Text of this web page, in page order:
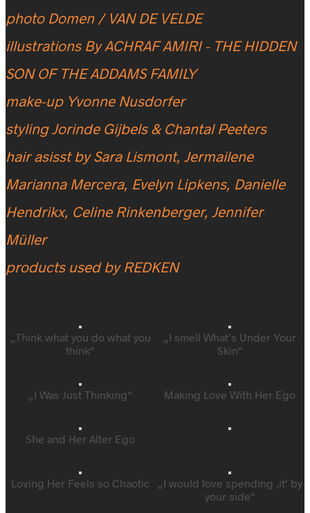
photo Domen / VAN DE VELDE
illustrations By ACHRAF AMIRI - THE HIDDEN
SON OF THE ADDAMS FAMILY
make-up Yvonne Nusdorfer
styling Jorinde Gijbels & Chantal Peeters
hair asisst by Sara Lismont, Jermailene
Marianna Mercera, Evelyn Lipkens, Danielle
Hendrikx, Celine Rinkenberger, Jennifer
Müller
products used by REDKEN
„Think what you do what you
think“
„I smell What’s Under Your
Skin“
„I Was Just Thinking“ Making Love With Her Ego
She and Her Alter Ego
Loving Her Feels so Chaotic
„I would love spending ‚it‘ by
your side“